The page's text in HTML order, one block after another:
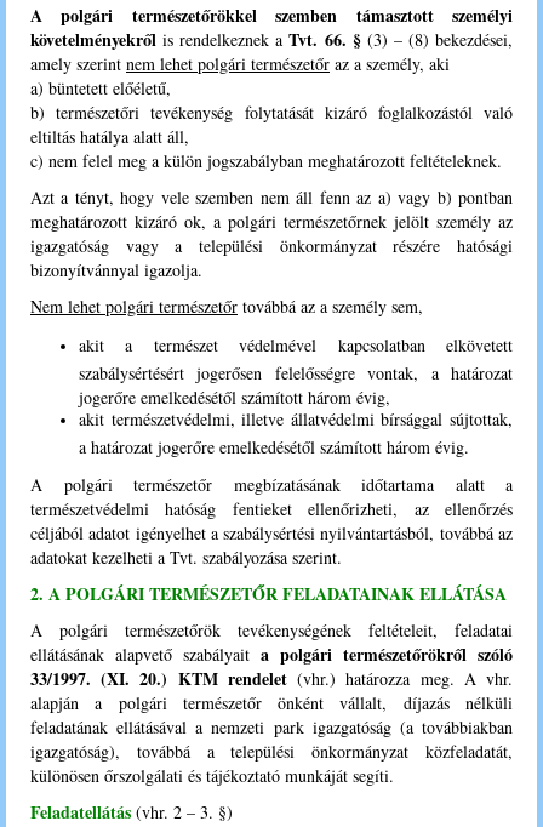
A polgári természetőrökkel szemben támasztott személyi
követelményekről is rendelkeznek aTvt. 66. § (3) – (8) bekezdései,
amely szerint nem lehet polgári természetőr az a személy, aki
a) büntetett előéletű,
b) természetőri tevékenység folytatását kizáró foglalkozástól való
eltiltás hatálya alatt áll,
c) nem felel meg a külön jogszabályban meghatározott feltételeknek.
Azt a tényt, hogy vele szemben nem áll fenn az a) vagy b) pontban
meghatározott kizáró ok, a polgári természetőrnek jelölt személy az
igazgatóság vagy a települési önkormányzat részére hatósági
bizonyítvánnyal igazolja.
Nem lehet polgári természetőr továbbá az a személy sem,
akit a természet védelmével kapcsolatban elkövetett
szabálysértésért jogerősen felelősségre vontak, a határozat
jogerőre emelkedésétől számított három évig,
akit természetvédelmi, illetve állatvédelmi bírsággal sújtottak,
a határozat jogerőre emelkedésétől számított három évig.
A polgári természetőr megbízatásának időtartama alatt a
természetvédelmi hatóság fentieket ellenőrizheti, az ellenőrzés
céljából adatot igényelhet a szabálysértési nyilvántartásból, továbbá az
adatokat kezelheti a Tvt. szabályozása szerint.
2. A POLGÁRI TERMÉSZETŐR FELADATAINAK ELLÁTÁSA
A polgári természetőrök tevékenységének feltételeit, feladatai
ellátásának alapvető szabályait a polgári természetőrökről szóló
33/1997. (XI. 20.) KTM rendelet(vhr.) határozza meg. A vhr.
alapján a polgári természetőr önként vállalt, díjazás nélküli
feladatának ellátásával a nemzeti park igazgatóság (a továbbiakban
igazgatóság), továbbá a települési önkormányzat közfeladatát,
különösen őrszolgálati és tájékoztató munkáját segíti.
Feladatellátás (vhr. 2 – 3. §)